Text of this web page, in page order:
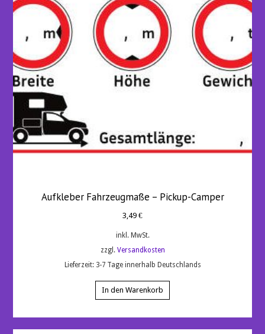
Aufkleber Fahrzeugmaße – Pickup-Camper
3,49 €
inkl. MwSt.
zzgl. Versandkosten
Lieferzeit: 3-7 Tage innerhalb Deutschlands
In den Warenkorb